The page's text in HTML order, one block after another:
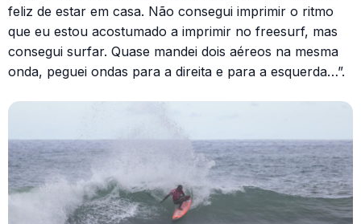
feliz de estar em casa. Não consegui imprimir o ritmo
que eu estou acostumado a imprimir no freesurf, mas
consegui surfar. Quase mandei dois aéreos na mesma
onda, peguei ondas para a direita e para a esquerda…”.